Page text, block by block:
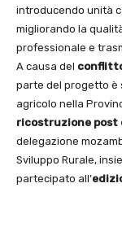
introducendo unità
migliorando la
professionale e
A causa del
parte del progetto è
agricolo nella
ricostruzione post
delegazione
Sviluppo Rurale,
partecipato all’